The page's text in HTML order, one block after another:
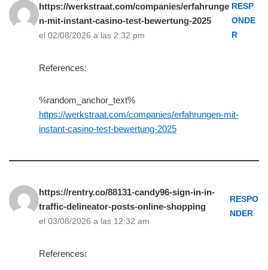
https://werkstraat.com/companies/erfahrunge
n-mit-instant-casino-test-bewertung-2025
el 02/08/2026 a las 2:32 pm
RESP
ONDE
R
References:
%random_anchor_text%
https://werkstraat.com/companies/erfahrungen-mit-
instant-casino-test-bewertung-2025
https://rentry.co/88131-candy96-sign-in-in-
traffic-delineator-posts-online-shopping
el 03/08/2026 a las 12:32 am
RESPO
NDER
References: